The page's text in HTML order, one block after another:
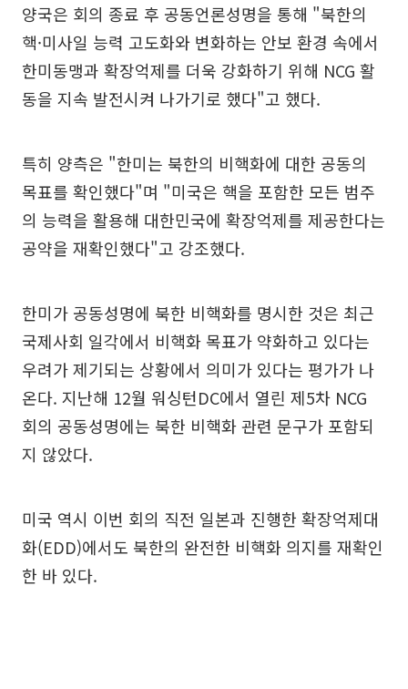
양국은 회의 종료 후 공동언론성명을 통해 "북한의
핵·미사일 능력 고도화와 변화하는 안보 환경 속에서
한미동맹과 확장억제를 더욱 강화하기 위해 NCG 활
동을 지속 발전시켜 나가기로 했다"고 했다.
특히 양측은 "한미는 북한의 비핵화에 대한 공동의
목표를 확인했다"며 "미국은 핵을 포함한 모든 범주
의 능력을 활용해 대한민국에 확장억제를 제공한다는
공약을 재확인했다"고 강조했다.
한미가 공동성명에 북한 비핵화를 명시한 것은 최근
국제사회 일각에서 비핵화 목표가 약화하고 있다는
우려가 제기되는 상황에서 의미가 있다는 평가가 나
온다. 지난해 12월 워싱턴DC에서 열린 제5차 NCG
회의 공동성명에는 북한 비핵화 관련 문구가 포함되
지 않았다.
미국 역시 이번 회의 직전 일본과 진행한 확장억제대
화(EDD)에서도 북한의 완전한 비핵화 의지를 재확인
한 바 있다.